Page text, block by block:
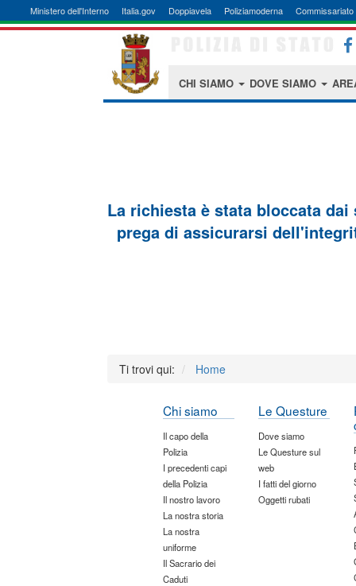
Ministero dell'Interno Italia.gov Doppiavela Poliziamoderna Commissariato
CHI SIAMO DOVE SIAMO
La richiesta è stata bloccata
prega di assicurarsi
Ti trovi qui: Home
Chi siamo
Il capo della
Polizia
I precedenti capi
della Polizia
Il nostro lavoro
La nostra storia
La nostra
uniforme
Il Sacrario dei
Caduti
Le Questure
Dove siamo
Le Questure sul
web
I fatti del giorno
Oggetti rubati